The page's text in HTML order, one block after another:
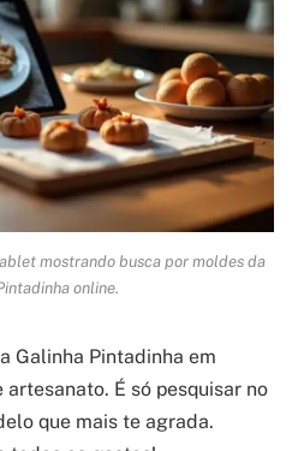
mostrando busca por moldes da
online.
Galinha Pintadinha em
É só pesquisar no
que mais te agrada.